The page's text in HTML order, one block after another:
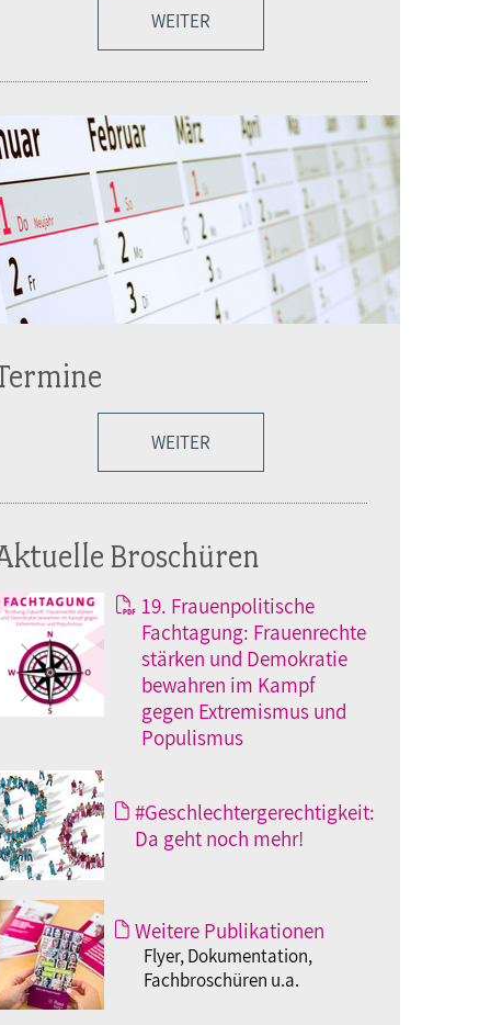
WEITER
WEITER
Broschüren
19. Frauenpolitische
Fachtagung: Frauenrechte
stärken und Demokratie
bewahren im Kampf
gegen Extremismus und
Populismus
#Geschlechtergerechtigkeit:
Da geht noch mehr!
Weitere Publikationen
Flyer, Dokumentation,
Fachbroschüren u.a.